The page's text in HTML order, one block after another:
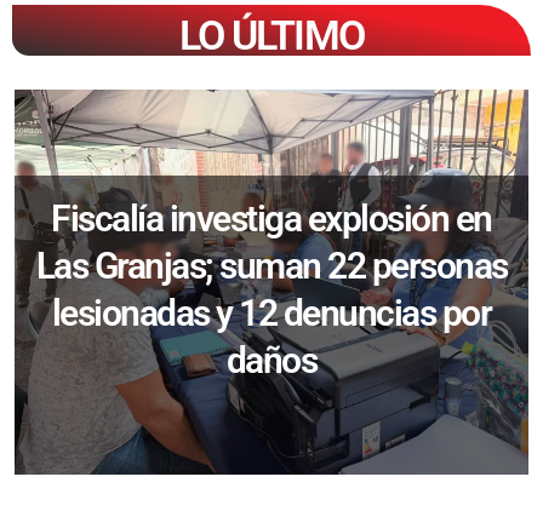
LO ÚLTIMO
Fiscalía investiga explosión en
Las Granjas; suman 22 personas
lesionadas y 12 denuncias por
daños